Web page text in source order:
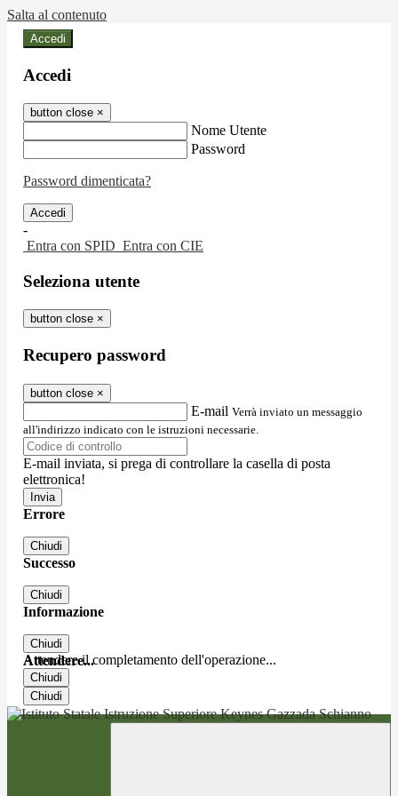
Salta al contenuto
Accedi
Accedi
button close ×
Nome Utente
Password
Password dimenticata?
-
Entra con SPID Entra con CIE
Seleziona utente
button close ×
Recupero password
button close ×
E-mail Verrà inviato un messaggio
all'indirizzo indicato con le istruzioni necessarie.
E-mail inviata, si prega di controllare la casella di posta
elettronica!
Errore
Chiudi
Successo
Chiudi
Informazione
Chiudi
Attendere...
Attendere il completamento dell'operazione...
Chiudi
Chiudi